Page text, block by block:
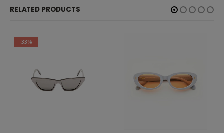
RELATED PRODUCTS
-33%